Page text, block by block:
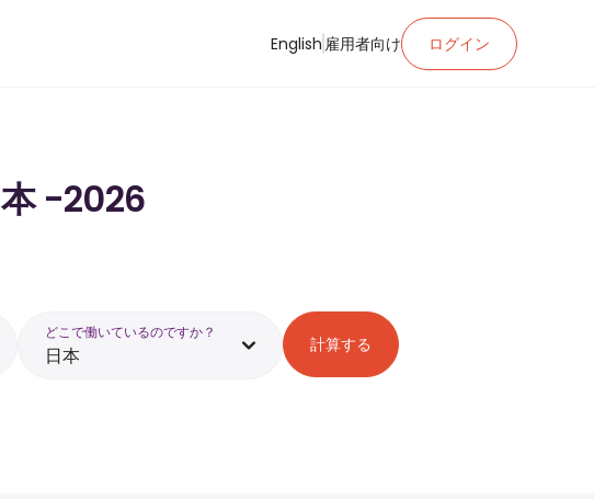
English 雇用者向け ログイン
-2026
どこで働いているのですか？
日本 計算する